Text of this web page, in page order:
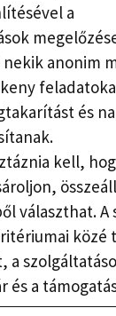
a
anonim
és
kell,
választhat. A
közé
a
és a